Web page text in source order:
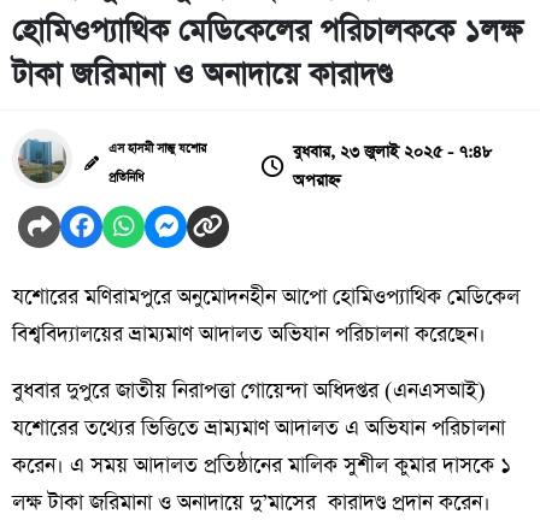
হোমিওপ্যাথিক মেডিকেলের পরিচালককে ১লক্ষ
টাকা জরিমানা ও অনাদায়ে কারাদণ্ড
এস হাসমী সাজু যশোর
প্রতিনিধি
বুধবার, ২৩ জুলাই ২০২৫ - ৭:৪৮
অপরাহ্ন
যশোরের মণিরামপুরে অনুমোদনহীন আপো হোমিওপ্যাথিক মেডিকেল
বিশ্ববিদ্যালয়ের ভ্রাম্যমাণ আদালত অভিযান পরিচালনা করেছেন।
বুধবার দুপুরে জাতীয় নিরাপত্তা গোয়েন্দা অধিদপ্তর (এনএসআই)
যশোরের তথ্যের ভিত্তিতে ভ্রাম্যমাণ আদালত এ অভিযান পরিচালনা
করেন। এ সময় আদালত প্রতিষ্ঠানের মালিক সুশীল কুমার দাসকে ১
লক্ষ টাকা জরিমানা ও অনাদায়ে দু’মাসের কারাদণ্ড প্রদান করেন।